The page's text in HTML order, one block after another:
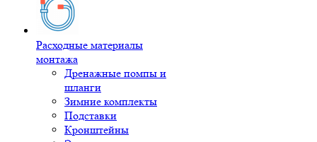
Расходные материалы
монтажа
Дренажные помпы и
шланги
Зимние комплекты
Подставки
Кронштейны